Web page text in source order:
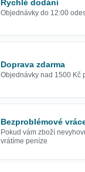
Rychlé dodání
Objednávky do 12:00
Doprava zdarma
Objednávky nad 1500 Kč
Bezproblémové
Pokud vám zboží
vrátíme peníze